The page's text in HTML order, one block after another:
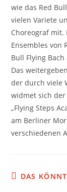
wie das Red
vielen Variete
Choreograf
Ensembles von
Bull Flying
Das
der durch viele
widmet sich
„Flying Steps
am Berliner
verschiedenen
DAS